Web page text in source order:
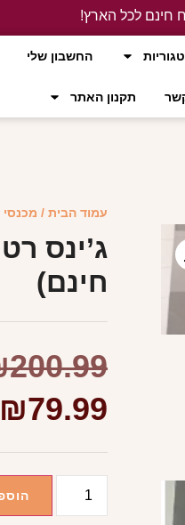
חינם לכל הארץ!
החשבון שלי
תקנון האתר
עמוד הבית / מכנסי
ג’ינס
חינם)
200.99
₪79.99